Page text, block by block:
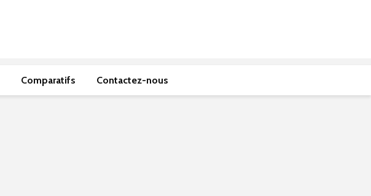
Comparatifs Contactez-nous